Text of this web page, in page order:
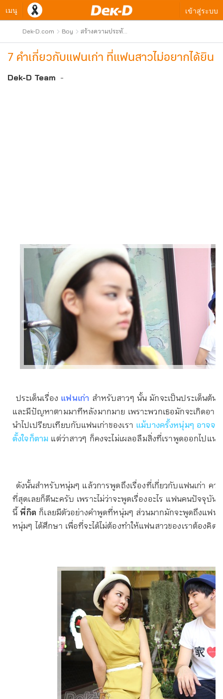
เมนู เข้าสู่ระบบ
Dek-D.com Boy
สร้างความประทับ
7 คำเกี่ยวกับแฟนเก่า ที่แฟนสาวไม่อยากได้ยิน
Dek-D Team -
ประเด็นเรื่อง แฟนเก่า สำหรับสาวๆ นั้น มักจะเป็นประเด็นต้น
และมีปัญหาตามมาทีหลังมากมาย เพราะพวกเธอมักจะเกิดอาก
นำไปเปรียบเทียบกับแฟนเก่าของเรา แม้บางครั้งหนุ่มๆ อาจจะ
ตั้งใจก็ตาม แต่ว่าสาวๆ ก็คงจะไม่เผลอลืมสิ่งที่เราพูดออกไปแน่ๆ
ดังนั้นสำหรับหนุ่มๆ แล้วการพูดถึงเรื่องที่เกี่ยวกับแฟนเก่า ควร
ที่สุดเลยก็ดีนะครับ เพราะไม่ว่าจะพูดเรื่องอะไร แฟนคนปัจจุบัน
นี้พี่กิต ก็เลยมีตัวอย่างคำพูดที่หนุ่มๆ ส่วนมากมักจะพูดถึงแฟน
หนุ่มๆ ได้ศึกษา เพื่อที่จะได้ไม่ต้องทำให้แฟนสาวของเราต้องคิด